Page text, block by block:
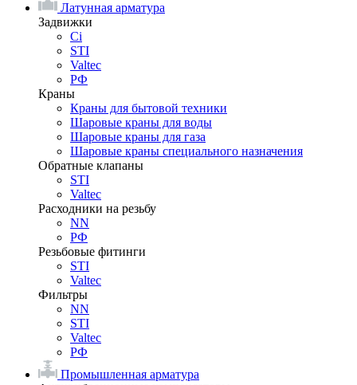
Латунная арматура
Задвижки
Ci
STI
Valtec
РФ
Краны
Краны для бытовой техники
Шаровые краны для воды
Шаровые краны для газа
Шаровые краны специального назначения
Обратные клапаны
STI
Valtec
Расходники на резьбу
NN
РФ
Резьбовые фитинги
STI
Valtec
Фильтры
NN
STI
Valtec
РФ
Промышленная арматура